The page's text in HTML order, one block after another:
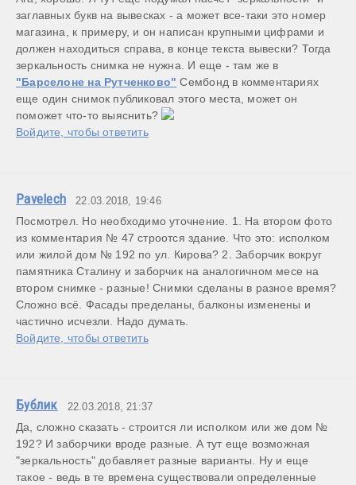
заглавных букв на вывесках - а может все-таки это номер
магазина, к примеру, и он написан крупными цифрами и
должен находиться справа, в конце текста вывески? Тогда
"Барселоне на Рутченково" Сембонд в комментариях
еще один снимок публиковал этого места, может он
поможет что-то выяснить?
Войдите, чтобы ответить
Pavelech 22.03.2018, 19:46
Посмотрел. Но необходимо уточнение. 1. На втором фото
из комментария № 47 строотся здание. Что это: исполком
или жилой дом № 192 по ул. Кирова? 2. Заборчик вокруг
памятника Сталину и заборчик на аналогичном месе на
втором снимке - разные! Снимки сделаны в разное время?
Сложно всё. Фасады пределаны, балконы изменены и
частично исчезли. Надо думать.
Войдите, чтобы ответить
Бублик 22.03.2018, 21:37
Да, сложно сказать - строится ли исполком или же дом №
192? И заборчики вроде разные. А тут еще возможная
"зеркальность" добавляет разные варианты. Ну и еще
такое - ведь в те времена существовали определенные